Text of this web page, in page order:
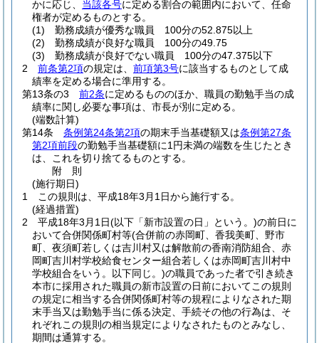
かに応じ、 当該各号に定める割合の範囲内において、任命
権者が定めるものとする。
(1)
勤務成績が優秀な職員 100分の52.875以上
(2)
勤務成績が良好な職員 100分の49.75
(3)
勤務成績が良好でない職員 100分の47.375以下
2
前条第2項の規定は、 前項第3号に該当するものとして成
績率を定める場合に準用する。
第13条の3
前2条に定めるもののほか、職員の勤勉手当の成
績率に関し必要な事項は、市長が別に定める。
(端数計算)
第14条
条例第24条第2項の期末手当基礎額又は条例第27条
第2項前段の勤勉手当基礎額に1円未満の端数を生じたとき
は、これを切り捨てるものとする。
附 則
(施行期日)
1
この規則は、平成18年3月1日から施行する。
(経過措置)
2
平成18年3月1日(以下「新市設置の日」という。)の前日に
おいて合併関係町村等(合併前の赤岡町、香我美町、野市
町、夜須町若しくは吉川村又は解散前の香南消防組合、赤
岡町吉川村学校給食センター組合若しくは赤岡町吉川村中
学校組合をいう。以下同じ。)の職員であった者で引き続き
本市に採用された職員の新市設置の日前においてこの規則
の規定に相当する合併関係町村等の規程によりなされた期
末手当又は勤勉手当に係る決定、手続その他の行為は、そ
れぞれこの規則の相当規定によりなされたものとみなし、
期間は通算する。